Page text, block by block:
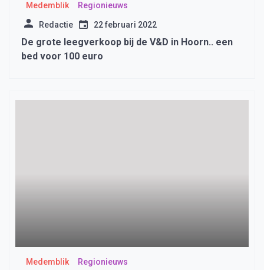
Medemblik Regionieuws
Redactie 22 februari 2022
De grote leegverkoop bij de V&D in Hoorn.. een
bed voor 100 euro
Medemblik Regionieuws